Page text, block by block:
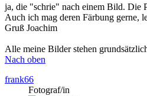
ja, die "schrie" nach einem Bild. Die
Auch ich mag deren Färbung gerne,
Gruß Joachim
Alle meine Bilder stehen
Nach oben
frank66
Fotograf/in